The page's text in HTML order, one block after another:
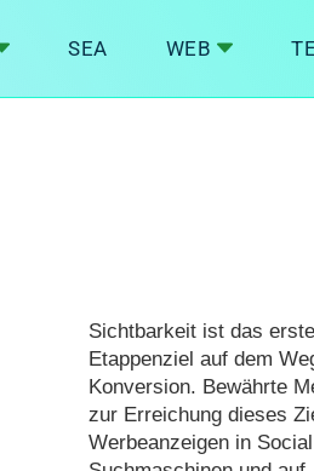
SEA WEB
Sichtbarkeit ist das erste
Etappenziel auf dem
Konversion. Bewährte
zur Erreichung dieses
Werbeanzeigen in